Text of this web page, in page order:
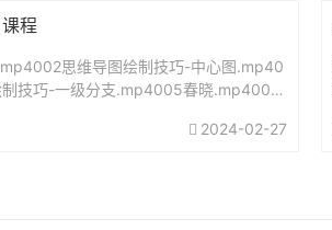
程
思维导图绘制技巧-中心图.mp40
技巧-一级分支.mp4005春晓.mp4006
2024-02-27